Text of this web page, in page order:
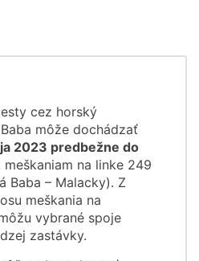
cez horský
môže dochádzať
2023 predbežne do
meškaniam na linke 249
Baba – Malacky). Z
meškania na
vybrané spoje
zastávky.